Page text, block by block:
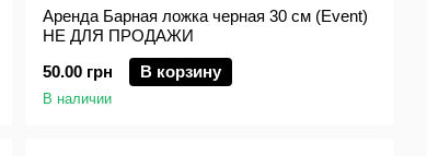
Аренда Барная ложка черная 30 см (Event)
НЕ ДЛЯ ПРОДАЖИ
50.00 грн
В корзину
В наличии